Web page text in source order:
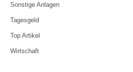
Sonstige Anlagen
Tagesgeld
Top Artikel
Wirtschaft